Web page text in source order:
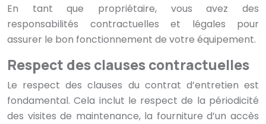
En tant que propriétaire, vous avez des
responsabilités contractuelles et légales pour
assurer le bon fonctionnement de votre équipement.
Respect des clauses contractuelles
Le respect des clauses du contrat d’entretien est
fondamental. Cela inclut le respect de la périodicité
des visites de maintenance, la fourniture d’un accès